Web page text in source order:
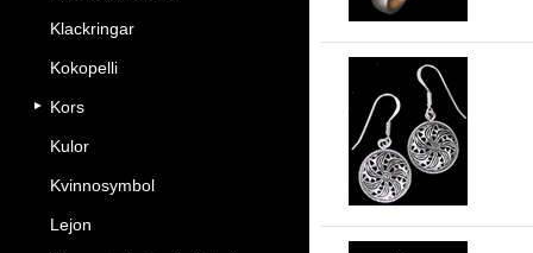
Klackringar
Kokopelli
Kors
Kulor
Kvinnosymbol
Lejon